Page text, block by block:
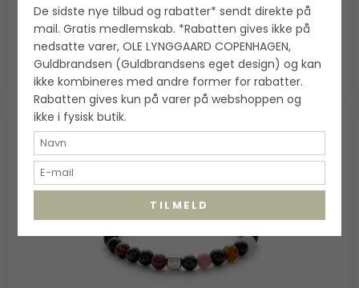
VIS PRODUKT
De sidste nye tilbud og rabatter* sendt direkte på
mail. Gratis medlemskab. *Rabatten gives ikke på
nedsatte varer, OLE LYNGGAARD COPENHAGEN,
Guldbrandsen (Guldbrandsens eget design) og kan
ikke kombineres med andre former for rabatter.
Rabatten gives kun på varer på webshoppen og
ikke i fysisk butik.
TILMELD